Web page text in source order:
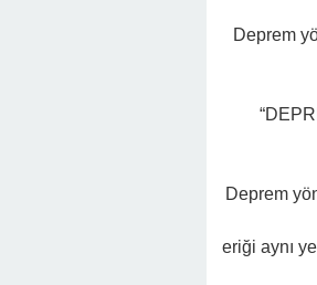
Deprem
Deprem
eriği aynı